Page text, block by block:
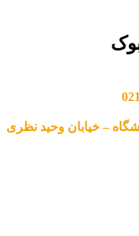
– خیابان وحید نظری